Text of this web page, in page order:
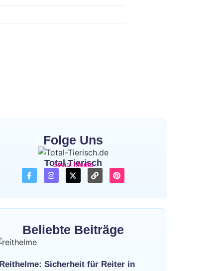
Folge Uns
Total Tierisch
Social Media
Beliebte Beiträge
Reithelme: Sicherheit für Reiter in